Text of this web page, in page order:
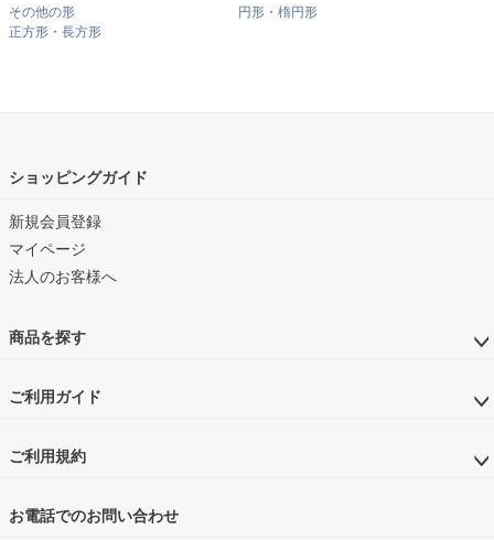
その他の形
円形・楕円形
正方形・長方形
ショッピングガイド
新規会員登録
マイページ
法人のお客様へ
商品を探す
ご利用ガイド
ご利用規約
お電話でのお問い合わせ